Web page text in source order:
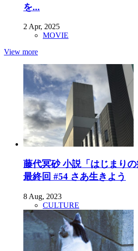
を...
2 Apr, 2025
MOVIE
View more
藤代冥砂 小説「はじまり
最終回 #54 さあ生きよう
8 Aug, 2023
CULTURE